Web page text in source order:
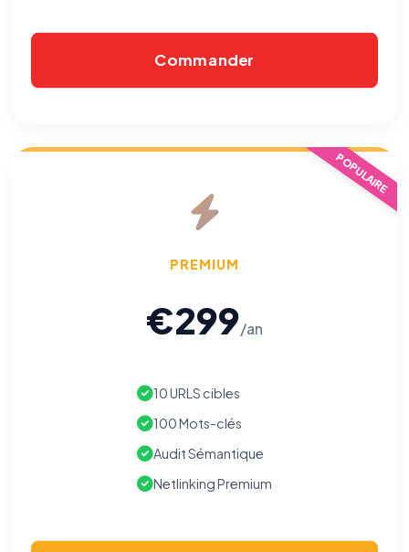
Commander
POPULAIRE
PREMIUM
€299/an
10 URLS cibles
100 Mots-clés
Audit Sémantique
Netlinking Premium